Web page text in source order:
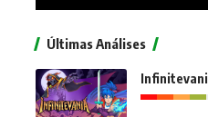
Últimas Análises